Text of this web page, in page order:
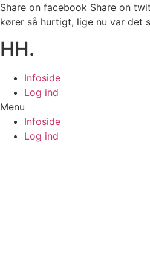
Share on facebook Share on
kører så hurtigt, lige nu var det
HH.
Infoside
Log ind
Menu
Infoside
Log ind